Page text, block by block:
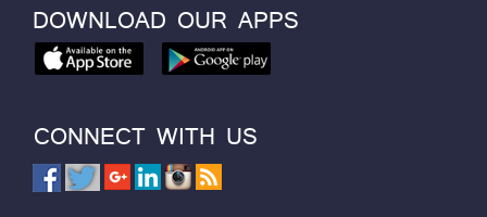
DOWNLOAD OUR APPS
CONNECT WITH US